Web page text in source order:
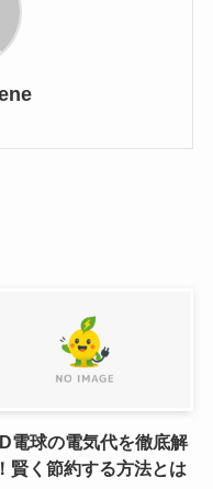
電球の電気代を徹底解
賢く節約する方法とは